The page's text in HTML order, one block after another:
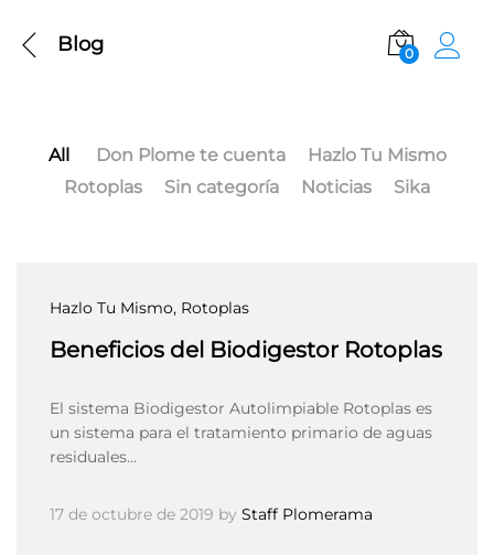
Blog 0
All Don Plome te cuenta
Hazlo Tu Mismo
Rotoplas
Sin categoría Noticias Sika
Hazlo Tu Mismo, Rotoplas
Beneficios del Biodigestor Rotoplas
El sistema Biodigestor Autolimpiable Rotoplas es
un sistema para el tratamiento primario de aguas
residuales…
17 de octubre de 2019 by Staff Plomerama